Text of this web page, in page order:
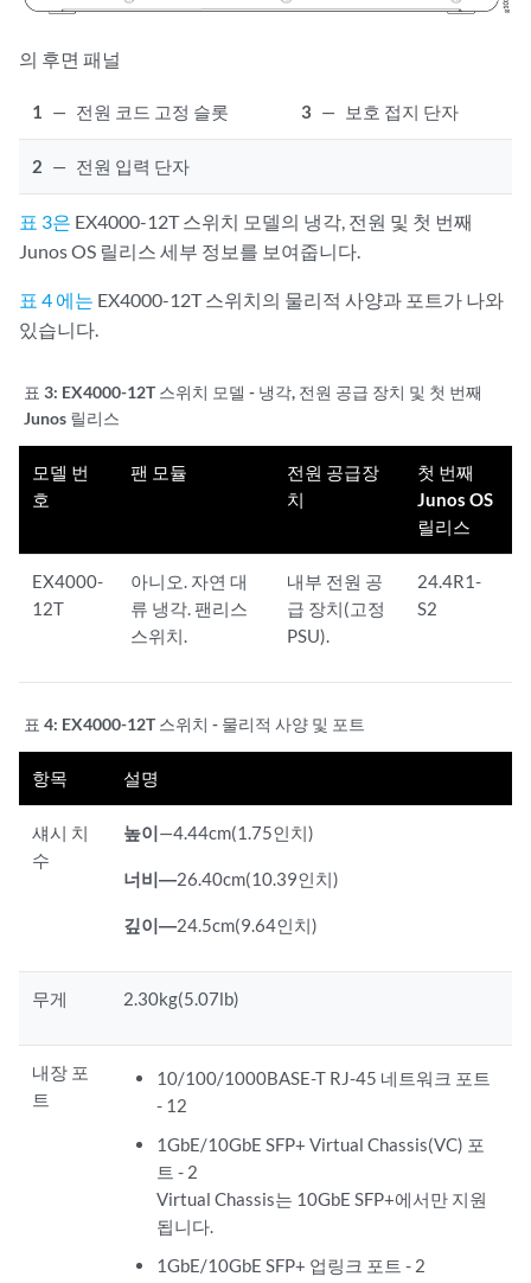
의 후면 패널
1 — 전원 코드 고정 슬롯 3 — 보호 접지 단자
2 — 전원 입력 단자
표 3은 EX4000-12T 스위치 모델의 냉각, 전원 및 첫 번째
Junos OS 릴리스 세부 정보를 보여줍니다.
표 4 에는 EX4000-12T 스위치의 물리적 사양과 포트가 나와
있습니다.
표 3: EX4000-12T 스위치 모델 - 냉각, 전원 공급 장치 및 첫 번째
Junos 릴리스
모델 번
호
팬 모듈
전원 공급장
치
첫 번째
Junos OS
릴리스
EX4000-
12T
아니오. 자연 대
류 냉각. 팬리스
스위치.
내부 전원 공
급 장치(고정
PSU).
24.4R1-
S2
표 4: EX4000-12T 스위치 - 물리적 사양 및 포트
항목 설명
섀시 치
수
높이—4.44cm(1.75인치)
너비—26.40cm(10.39인치)
깊이—24.5cm(9.64인치)
무게 2.30kg(5.07lb)
내장 포
트
10/100/1000BASE-T RJ-45 네트워크 포트
- 12
1GbE/10GbE SFP+ Virtual Chassis(VC) 포
트 - 2
Virtual Chassis는 10GbE SFP+에서만 지원
됩니다.
1GbE/10GbE SFP+ 업링크 포트 - 2